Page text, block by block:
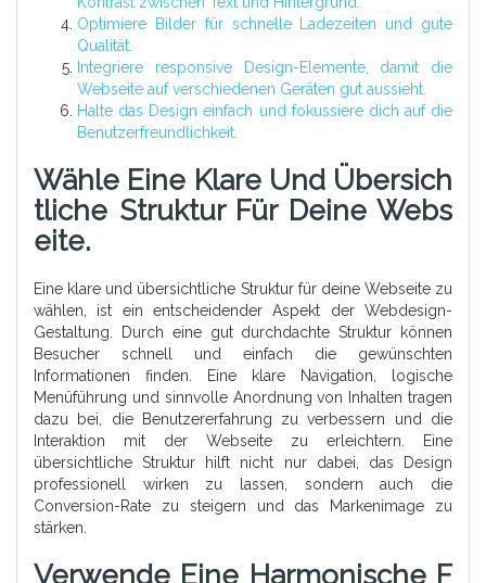
Optimiere Bilder für schnelle Ladezeiten und gute
Qualität.
Integriere responsive Design-Elemente, damit die
Webseite auf verschiedenen Geräten gut aussieht.
Halte das Design einfach und fokussiere dich auf die
Benutzerfreundlichkeit.
Wähle Eine Klare Und Übersich
Tliche Struktur Für Deine Webs
Eite.
Eine klare und übersichtliche Struktur für deine Webseite zu
wählen, ist ein entscheidender Aspekt der Webdesign-
Gestaltung. Durch eine gut durchdachte Struktur können
Besucher schnell und einfach die gewünschten
Informationen finden. Eine klare Navigation, logische
Menüführung und sinnvolle Anordnung von Inhalten tragen
dazu bei, die Benutzererfahrung zu verbessern und die
Interaktion mit der Webseite zu erleichtern. Eine
übersichtliche Struktur hilft nicht nur dabei, das Design
professionell wirken zu lassen, sondern auch die
Conversion-Rate zu steigern und das Markenimage zu
stärken.
Verwende Eine Harmonische F